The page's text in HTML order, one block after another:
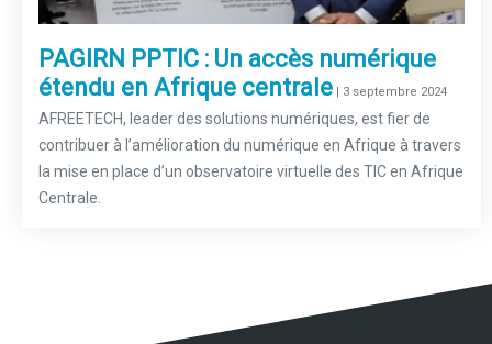
PAGIRN PPTIC : Un accès numérique
étendu en Afrique centrale | 3 septembre 2024
AFREETECH, leader des solutions numériques, est fier de
contribuer à l’amélioration du numérique en Afrique à travers
la mise en place d’un observatoire virtuelle des TIC en Afrique
Centrale.